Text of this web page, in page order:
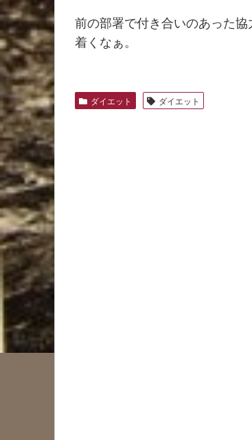
前の部署で付き合いのあった
着くなぁ。
ダイエット ダイエット